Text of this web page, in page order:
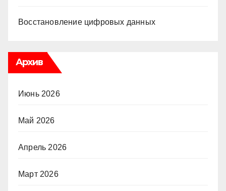
Восстановление цифровых данных
Архив
Июнь 2026
Май 2026
Апрель 2026
Март 2026